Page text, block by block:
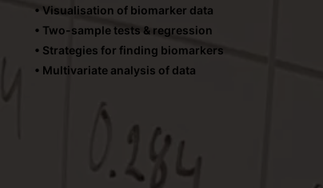
• Visualisation of biomarker data
• Two-sample tests & regression
• Strategies for finding biomarkers
• Multivariate analysis of data